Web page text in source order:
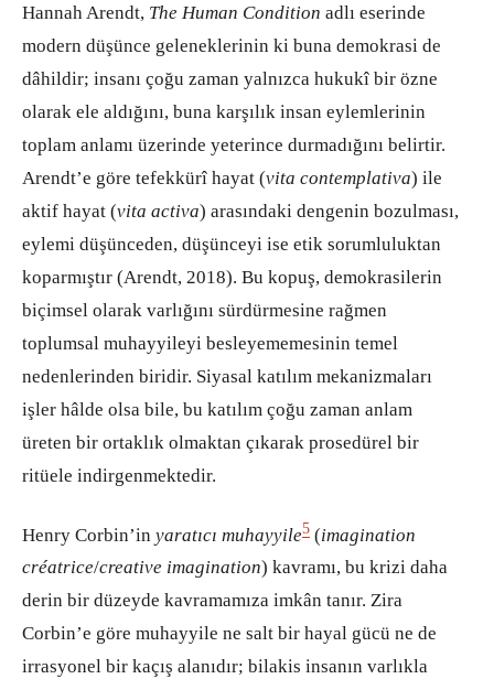
Hannah Arendt, The Human Condition adlı eserinde
modern düşünce geleneklerinin ki buna demokrasi de
dâhildir; insanı çoğu zaman yalnızca hukukî bir özne
olarak ele aldığını, buna karşılık insan eylemlerinin
toplam anlamı üzerinde yeterince durmadığını belirtir.
Arendt’e göre tefekkürî hayat (vita contemplativa) ile
aktif hayat (vita activa) arasındaki dengenin bozulması,
eylemi düşünceden, düşünceyi ise etik sorumluluktan
koparmıştır (Arendt, 2018). Bu kopuş, demokrasilerin
biçimsel olarak varlığını sürdürmesine rağmen
toplumsal muhayyileyi besleyememesinin temel
nedenlerinden biridir. Siyasal katılım mekanizmaları
işler hâlde olsa bile, bu katılım çoğu zaman anlam
üreten bir ortaklık olmaktan çıkarak prosedürel bir
ritüele indirgenmektedir.
Henry Corbin’in yaratıcı muhayyile5 (imagination
créatrice/creative imagination) kavramı, bu krizi daha
derin bir düzeyde kavramamıza imkân tanır. Zira
Corbin’e göre muhayyile ne salt bir hayal gücü ne de
irrasyonel bir kaçış alanıdır; bilakis insanın varlıkla